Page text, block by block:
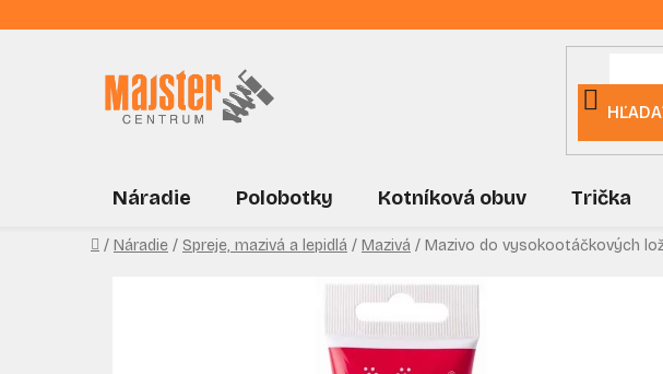
na
Náradie Polobotky Kotníková obuv Trička
Domov
/ Náradie / Spreje, mazivá a lepidlá / Mazivá / Mazivo do vysokootáčkových